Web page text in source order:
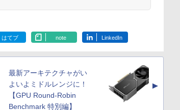
はてブ note LinkedIn
最新アーキテクチャがい
よいよミドルレンジに！
【GPU Round-Robin
Benchmark 特別編】
▲